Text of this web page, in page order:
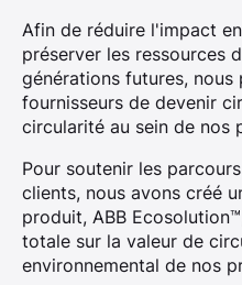
Afin de réduire l'impact
préserver les ressources
générations futures,
fournisseurs de devenir
circularité au sein de nos
Pour soutenir les
clients, nous avons créé
produit, ABB
totale sur la valeur de
environnemental de nos